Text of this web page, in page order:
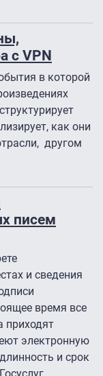
с VPN
в которой
как они
другом
писем
и сведения
время все
приходят
электронную
и срок